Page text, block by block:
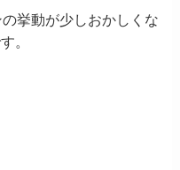
挙動が少しおかしくな
。